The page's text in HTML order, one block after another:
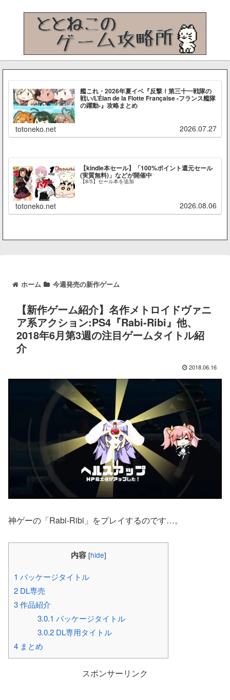
艦これ・2026年夏イベ『反撃！第三十一戦隊の
戦い/L’Élan de la Flotte Française -フランス艦隊
の躍動-』攻略まとめ
totoneko.net 2026.07.27
【kindle本セール】「100%ポイント還元セール
(実質無料)」などが開催中
【8/5】セール本を追加
totoneko.net 2026.08.06
ホーム 今週発売の新作ゲーム
【新作ゲーム紹介】名作メトロイドヴァニ
ア系アクション:PS4『Rabi-Ribi』他、
2018年6月第3週の注目ゲームタイトル紹
介
2018.06.16
神ゲーの「Rabi-Ribi」をプレイするのです…。
内容 [hide]
1 パッケージタイトル
2 DL専売
3作品紹介
3.0.1 パッケージタイトル
3.0.2DL専用タイトル
4 まとめ
スポンサーリンク